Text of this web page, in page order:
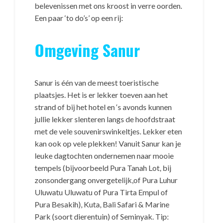
belevenissen met ons kroost in verre oorden.
Een paar ‘to do’s’ op een rij:
Omgeving Sanur
Sanur is één van de meest toeristische
plaatsjes. Het is er lekker toeven aan het
strand of bij het hotel en ‘s avonds kunnen
jullie lekker slenteren langs de hoofdstraat
met de vele souvenirswinkeltjes. Lekker eten
kan ook op vele plekken! Vanuit Sanur kan je
leuke dagtochten ondernemen naar mooie
tempels (bijvoorbeeld Pura Tanah Lot, bij
zonsondergang onvergetelijk,of Pura Luhur
Uluwatu Uluwatu of Pura Tirta Empul of
Pura Besakih), Kuta, Bali Safari & Marine
Park (soort dierentuin) of Seminyak. Tip: